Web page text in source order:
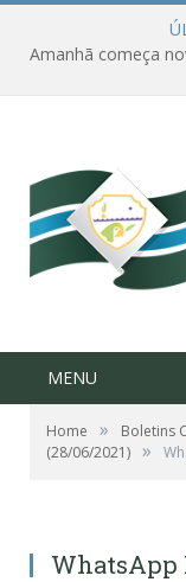
MENU
Home » Boletins
(28/06/2021) »
WhatsApp